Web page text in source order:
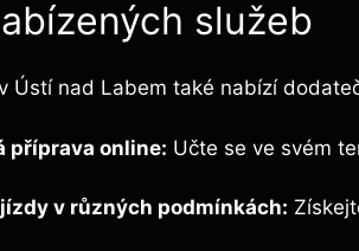
služeb
Ústí nad Labem také nabízí
příprava online: Učte se ve svém
v různých podmínkách: